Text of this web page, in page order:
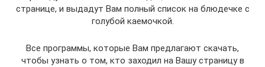
странице, и выдадут Вам полный список на блюдечке с
голубой каемочкой.
Все программы, которые Вам предлагают скачать,
чтобы узнать о том, кто заходил на Вашу страницу в